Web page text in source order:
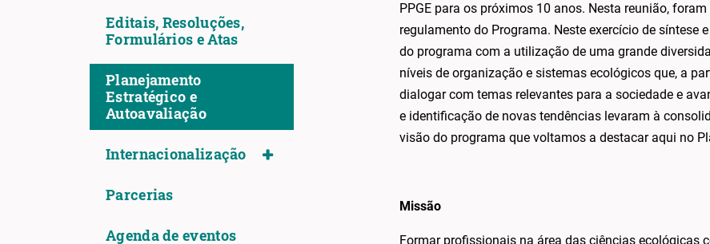
Editais, Resoluções,
Formulários e Atas
Planejamento
Estratégico e
Autoavaliação
Internacionalização
Parcerias
Agenda de eventos
PPGE para os próximos 10 anos. Nesta reunião,
regulamento do Programa. Neste exercício de
do programa com a utilização de uma grande
níveis de organização e sistemas ecológicos que, a
dialogar com temas relevantes para a sociedade e
e identificação de novas tendências levaram à
visão do programa que voltamos a destacar aqui no
Missão
Formar profissionais na área das ciências ecológicas